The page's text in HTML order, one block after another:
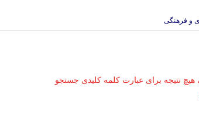
و فرهنگی
هیچ نتیجه برای عبارت کلمه کلیدی جستجو